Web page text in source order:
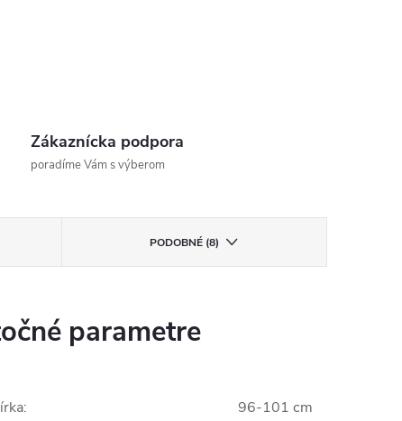
Zákaznícka podpora
poradíme Vám s výberom
PODOBNÉ (8)
parametre
: 96-101 cm